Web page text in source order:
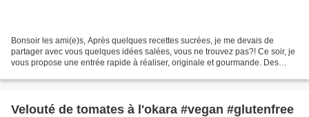
Bonsoir les ami(e)s, Après quelques recettes sucrées, je me devais de
partager avec vous quelques idées salées, vous ne trouvez pas?! Ce soir, je
vous propose une entrée rapide à réaliser, originale et gourmande. Des
Velouté de tomates à l'okara #vegan #glutenfree